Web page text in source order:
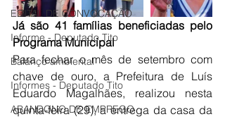
EDITAL DE CONVOCAÇÃO
Informe - Deputado Tito
Balanço ambiental
Informes - Deputado Tito
ABANDONO DE EMPREGO
Já são 41 famílias beneficiadas pelo
Programa Municipal
Para fechar o mês de setembro com
chave de ouro, a Prefeitura de Luís
Eduardo Magalhães, realizou nesta
quinta-feira (29), a entrega da casa da